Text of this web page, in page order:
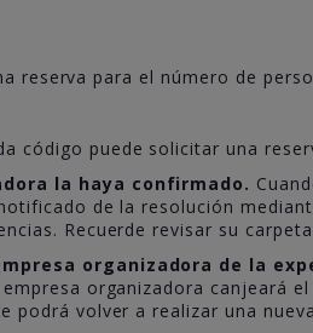
reserva para el número de
código puede solicitar una
la haya confirmado.
de la resolución
Recuerde revisar su
organizadora de la
organizadora canjeará
podrá volver a realizar una